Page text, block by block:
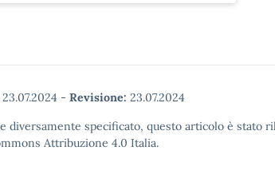
23.07.2024 - Revisione: 23.07.2024
diversamente specificato, questo articolo è stato
Attribuzione 4.0 Italia.